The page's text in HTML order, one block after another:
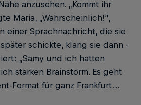
anzusehen. „Kommt ihr
Maria, „Wahrscheinlich!“,
einer Sprachnachricht, die sie
schickte, klang sie dann
„Samy und ich hatten
starken Brainstorm. Es geht
Format für ganz Frankfurt …